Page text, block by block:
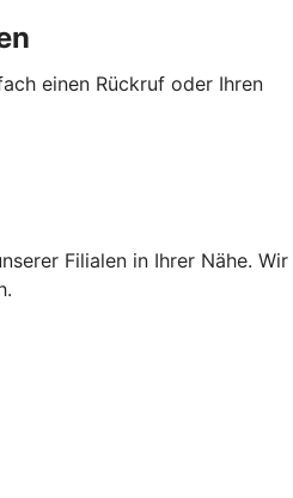
einen Rückruf oder Ihren
Filialen in Ihrer Nähe. Wir